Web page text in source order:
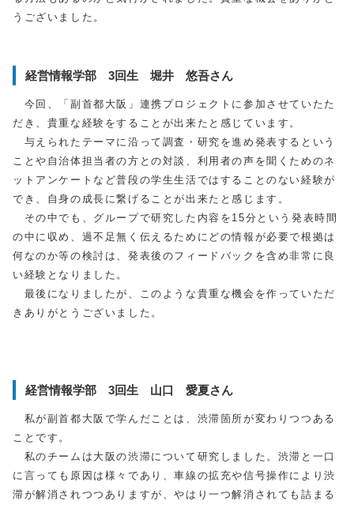
うございました。
経営情報学部 3回生 堀井 悠吾さん
今回、「副首都大阪」連携プロジェクトに参加させていたた
だき、貴重な経験をすることが出来たと感じています。
与えられたテーマに沿って調査・研究を進め発表するという
ことや自治体担当者の方との対談、利用者の声を聞くためのネ
ットアンケートなど普段の学生生活ではすることのない経験が
でき、自身の成長に繋げることが出来たと感じます。
その中でも、グループで研究した内容を 15分という発表時間
の中に収め、過不足無く伝えるためにどの情報が必要で根拠は
何なのか等の検討は、発表後のフィードバックを含め非常に良
い経験となりました。
最後になりましたが、このような貴重な機会を作っていただ
きありがとうございました。
経営情報学部 3回生 山口 愛夏さん
私が副首都大阪で学んだことは、渋滞箇所が変わりつつある
ことです。
私のチームは大阪の渋滞について研究しました。渋滞と一口
に言っても原因は様々であり、車線の拡充や信号操作により渋
滞が解消されつつありますが、やはり一つ解消されても詰まる